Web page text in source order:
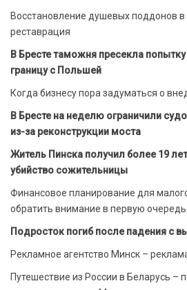
Восстановление душевых поддонов
реставрация
В Бресте таможня пресекла
границу с Польшей
Когда бизнесу пора задуматься о
В Бресте на неделю ограничили
из-за реконструкции моста
Житель Пинска получил более 19
убийство сожительницы
Финансовое планирование для
обратить внимание в первую очередь
Подросток погиб после падения с
Рекламное агентство Минск –
Путешествие из России в Беларусь –